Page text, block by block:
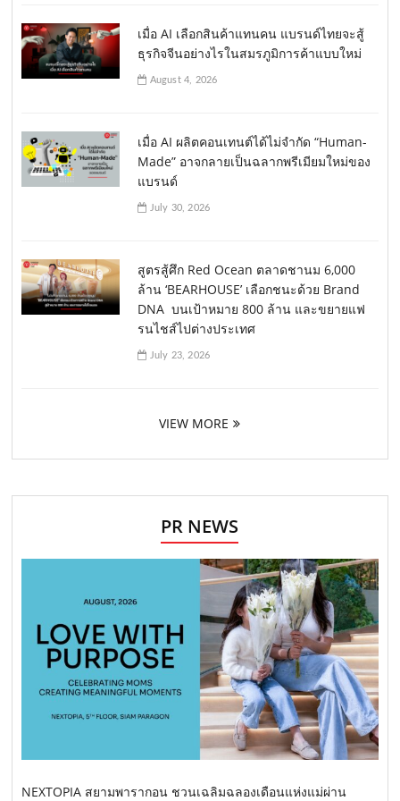
เมื่อ AI เลือกสินค้าแทนคน แบรนด์ไทยจะสู้
ธุรกิจจีนอย่างไรในสมรภูมิการค้าแบบใหม่
August 4, 2026
เมื่อ AI ผลิตคอนเทนต์ได้ไม่จำกัด “Human-
Made” อาจกลายเป็นฉลากพรีเมียมใหม่ของ
แบรนด์
July 30, 2026
สูตรสู้ศึก Red Ocean ตลาดชานม 6,000
ล้าน ‘BEARHOUSE’ เลือกชนะด้วย Brand
DNA บนเป้าหมาย 800 ล้าน และขยายแฟ
รนไชส์ไปต่างประเทศ
July 23, 2026
VIEW MORE
PR NEWS
NEXTOPIA สยามพารากอน ชวนเฉลิมฉลองเดือนแห่งแม่ผ่าน